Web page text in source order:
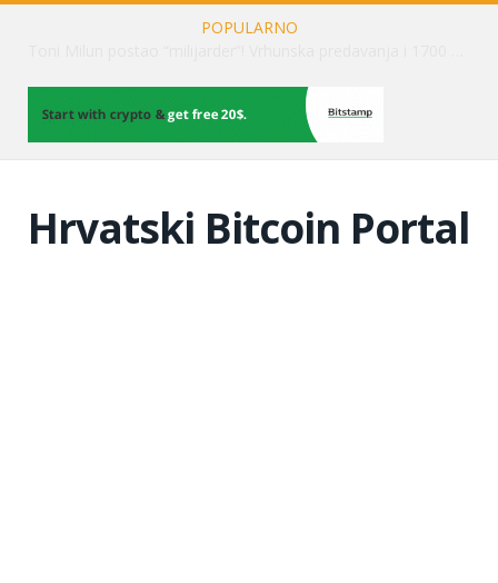
POPULARNO
Hrvatski Bitcoin Portal